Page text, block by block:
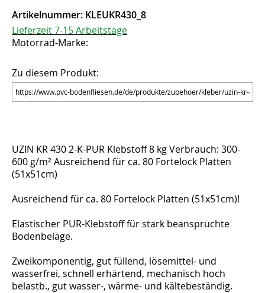
Artikelnummer: KLEUKR430_8
Lieferzeit 7-15 Arbeitstage
Motorrad-Marke:
Zu diesem Produkt:
UZIN KR 430 2-K-PUR Klebstoff 8 kg Verbrauch: 300-
600 g/m² Ausreichend für ca. 80 Fortelock Platten
(51x51cm)
Ausreichend für ca. 80 Fortelock Platten (51x51cm)!
Elastischer PUR-Klebstoff für stark beanspruchte
Bodenbeläge.
Zweikomponentig, gut füllend, lösemittel- und
wasserfrei, schnell erhärtend, mechanisch hoch
belastb., gut wasser-, wärme- und kältebeständig.